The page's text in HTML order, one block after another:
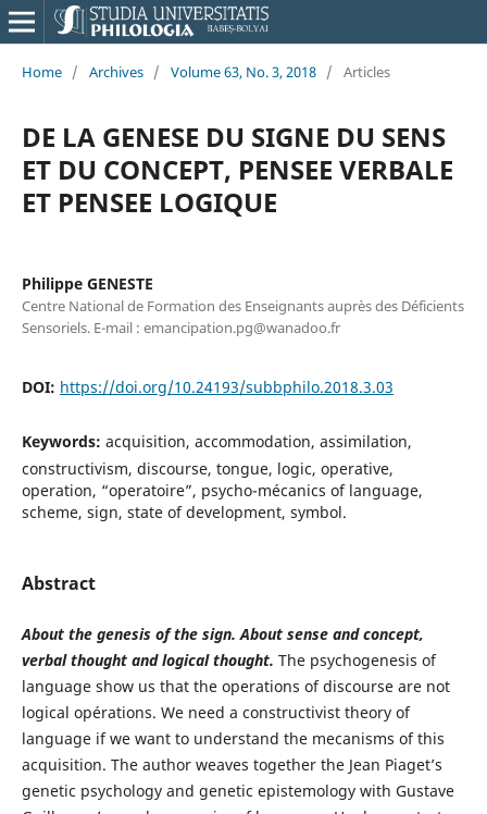
Home / Archives / Volume 63, No. 3, 2018 / Articles
DE LA GENESE DU SIGNE DU SENS
ET DU CONCEPT, PENSEE VERBALE
ET PENSEE LOGIQUE
Philippe GENESTE
Centre National de Formation des Enseignants auprès des Déficients
Sensoriels. E-mail : emancipation.pg@wanadoo.fr
DOI: https://doi.org/10.24193/subbphilo.2018.3.03
Keywords: acquisition, accommodation, assimilation,
constructivism, discourse, tongue, logic, operative,
operation, “operatoire”, psycho-mécanics of language,
scheme, sign, state of development, symbol.
Abstract
About the genesis of the sign. About sense and concept,
verbal thought and logical thought. The psychogenesis of
language show us that the operations of discourse are not
logical opérations. We need a constructivist theory of
language if we want to understand the mecanisms of this
acquisition. The author weaves together the Jean Piaget’s
genetic psychology and genetic epistemology with Gustave